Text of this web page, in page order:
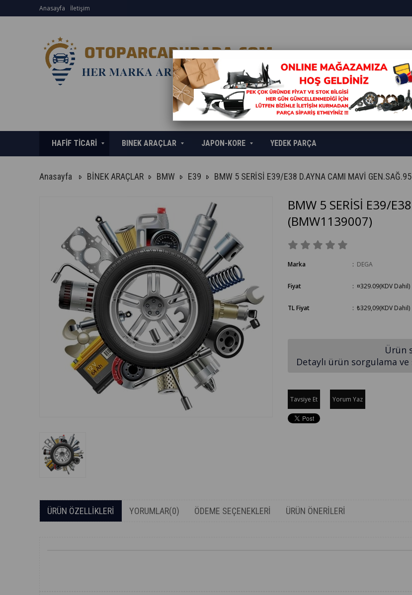
Anasayfa İletişim
HAFİF TİCARİ BINEK ARAÇLAR JAPON-KORE YEDEK PARÇA
Anasayfa BİNEK ARAÇLAR BMW E39 BMW 5 SERİSİ E39/E38 D.AYNA CAMI MAVİ
BMW 5 SERİSİ E39/
(BMW1139007)
Marka : DEGA
Fiyat : ¤329.09(KDV Dahil)
TL Fiyat : ₺329,09(KDV Dahil)
Ürün
Detaylı ürün sorgulama
Tavsiye Et Yorum Yaz
ÜRÜN ÖZELLIKLERI YORUMLAR(0) ÖDEME SEÇENEKLERI ÜRÜN ÖNERILERI